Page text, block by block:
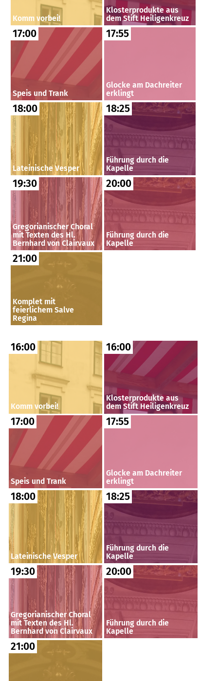
Komm vorbei!
Klosterprodukte aus
dem Stift Heiligenkreuz
17:00
Speis und Trank
17:55
Glocke am Dachreiter
erklingt
18:00
Lateinische Vesper
18:25
Führung durch die
Kapelle
19:30
Gregorianischer Choral
mit Texten des Hl.
Bernhard von Clairvaux
20:00
Führung durch die
Kapelle
21:00
Komplet mit
feierlichem Salve
Regina
16:00
Komm vorbei!
16:00
Klosterprodukte aus
dem Stift Heiligenkreuz
17:00
Speis und Trank
17:55
Glocke am Dachreiter
erklingt
18:00
Lateinische Vesper
18:25
Führung durch die
Kapelle
19:30
Gregorianischer Choral
mit Texten des Hl.
Bernhard von Clairvaux
20:00
Führung durch die
Kapelle
21:00